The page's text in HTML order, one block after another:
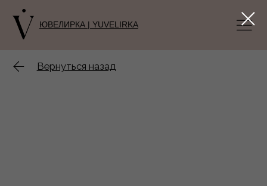
ЮВЕЛИРКА | YUVELIRKA